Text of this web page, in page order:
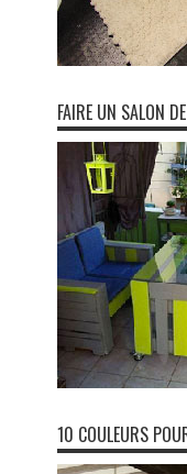
FAIRE UN SALON
10 COULEURS